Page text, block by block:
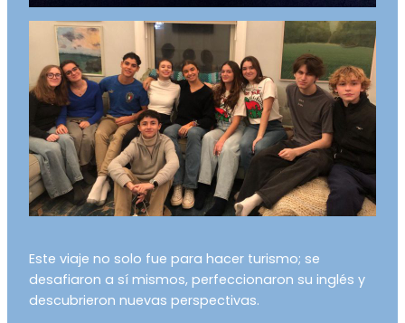
Este viaje no solo fue para hacer turismo; se
desafiaron a sí mismos, perfeccionaron su inglés y
descubrieron nuevas perspectivas.